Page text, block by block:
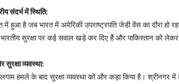
संदर्भ में स्थिति:
में हुआ है जब भारत में अमेरिकी उपराष्ट्रपति जेडी वेंस का दौरा हो
सुरक्षा पर कई सवाल खड़े कर दिए हैं और पाकिस्तान को लेकर
व्यवस्था:
हमले के बाद सुरक्षा व्यवस्था को और कड़ा किया है। श्रीनगर